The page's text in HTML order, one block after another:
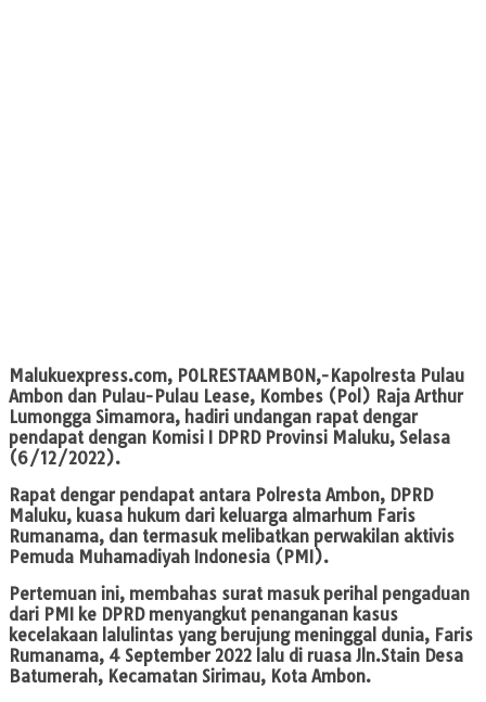
Malukuexpress.com, POLRESTAAMBON,-Kapolresta Pulau
Ambon dan Pulau-Pulau Lease, Kombes (Pol) Raja Arthur
Lumongga Simamora, hadiri undangan rapat dengar
pendapat dengan Komisi I DPRD Provinsi Maluku, Selasa
(6/12/2022).
Rapat dengar pendapat antara Polresta Ambon, DPRD
Maluku, kuasa hukum dari keluarga almarhum Faris
Rumanama, dan termasuk melibatkan perwakilan aktivis
Pemuda Muhamadiyah Indonesia (PMI).
Pertemuan ini, membahas surat masuk perihal pengaduan
dari PMI ke DPRD menyangkut penanganan kasus
kecelakaan lalulintas yang berujung meninggal dunia, Faris
Rumanama, 4 September 2022 lalu di ruasa Jln.Stain Desa
Batumerah, Kecamatan Sirimau, Kota Ambon.